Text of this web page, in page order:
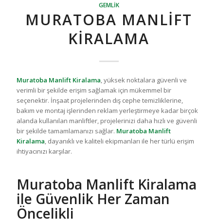
GEMLIK
MURATOBA MANLIFT
KIRALAMA
Muratoba Manlift Kiralama, yüksek noktalara güvenli ve
verimli bir şekilde erişim sağlamak için mükemmel bir
seçenektir. İnşaat projelerinden dış cephe temizliklerine,
bakım ve montaj işlerinden reklam yerleştirmeye kadar birçok
alanda kullanılan manliftler, projelerinizi daha hızlı ve güvenli
bir şekilde tamamlamanızı sağlar. Muratoba Manlift
Kiralama, dayanıklı ve kaliteli ekipmanları ile her türlü erişim
ihtiyacınızı karşılar.
Muratoba Manlift Kiralama
ile Güvenlik Her Zaman
Öncelikli